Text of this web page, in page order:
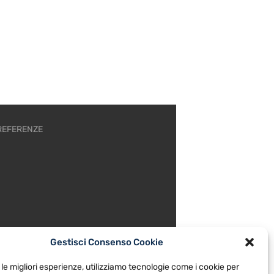
Gestisci Consenso Cookie
migliori esperienze, utilizziamo tecnologie come i cookie per